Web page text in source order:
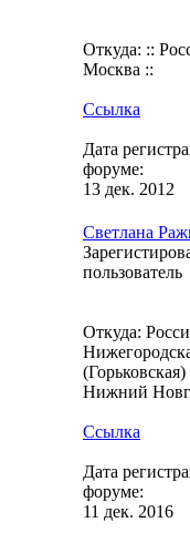
Откуда: ::
Москва ::
Ссылка
Дата
форуме:
13 дек. 2012
Светлана
пользователь
Откуда:
(Горьковская)
Нижний
Ссылка
Дата
форуме:
11 дек. 2016